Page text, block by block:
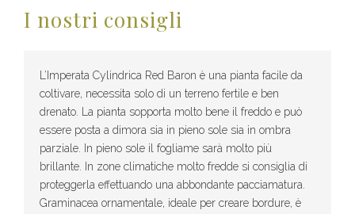
I nostri consigli
L’Imperata Cylindrica Red Baron è una pianta facile da
coltivare, necessita solo di un terreno fertile e ben
drenato. La pianta sopporta molto bene il freddo e può
essere posta a dimora sia in pieno sole sia in ombra
parziale. In pieno sole il fogliame sarà molto più
brillante. In zone climatiche molto fredde si consiglia di
proteggerla effettuando una abbondante pacciamatura.
Graminacea ornamentale, ideale per creare bordure, è